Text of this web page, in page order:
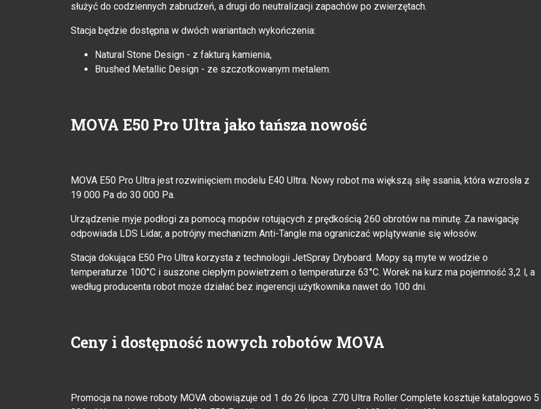
służyć do codziennych zabrudzeń, a drugi do neutralizacji zapachów po zwierzętach.
Stacja będzie dostępna w dwóch wariantach wykończenia:
Natural Stone Design - z fakturą kamienia,
Brushed Metallic Design - ze szczotkowanym metalem.
MOVA E50 Pro Ultra jako tańsza nowość
MOVA E50 Pro Ultra jest rozwinięciem modelu E40 Ultra. Nowy robot ma większą siłę ssania, która wzrosła z
19 000 Pa do 30 000 Pa.
Urządzenie myje podłogi za pomocą mopów rotujących z prędkością 260 obrotów na minutę. Za nawigację
odpowiada LDS Lidar, a potrójny mechanizm Anti-Tangle ma ograniczać wplątywanie się włosów.
Stacja dokująca E50 Pro Ultra korzysta z technologii JetSpray Dryboard. Mopy są myte w wodzie o
temperaturze 100°C i suszone ciepłym powietrzem o temperaturze 63°C. Worek na kurz ma pojemność 3,2 l, a
według producenta robot może działać bez ingerencji użytkownika nawet do 100 dni.
Ceny i dostępność nowych robotów MOVA
Promocja na nowe roboty MOVA obowiązuje od 1 do 26 lipca. Z70 Ultra Roller Complete kosztuje katalogowo 5